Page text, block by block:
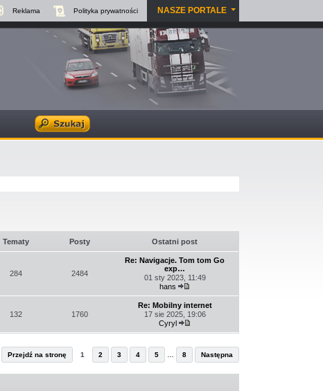
Reklama Polityka prywatności NASZE PORTALE
Tematy Posty Ostatni post
284 2484
Re: Navigacje. Tom tom Go
exp…
01 sty 2023, 11:49
hans
najnowszy
post
132 1760
Re: Mobilny internet
17 sie 2025, 19:06
Cyryl
post
Przejdź na stronę 1 2 3 4 5 8 Następna